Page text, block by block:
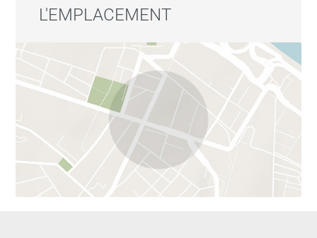
adresses les plus convoitées de l’île.
L'EMPLACEMENT